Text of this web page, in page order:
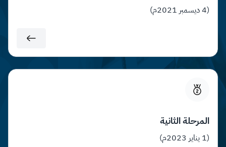
(4 ديسمبر 2021م)
المرحلة الثانية
(1 يناير 2​023م)